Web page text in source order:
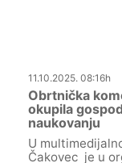
11.10.2025. 08:16h
Obrtnička
okupila
naukovanju
U
Čakovec je u